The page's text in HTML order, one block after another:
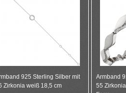
925 Sterling Silber mit
Zirkonia weiß 18,5 cm
Armband
55